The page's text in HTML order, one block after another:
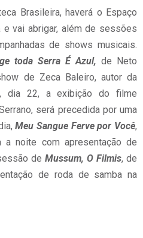
Brasileira, haverá o Espaço
vai abrigar, além de sessões
de shows musicais.
toda Serra É Azul, de Neto
de Zeca Baleiro, autor da
dia 22, a exibição do filme
será precedida por uma
Meu Sangue Ferve por Você,
a noite com apresentação de
deMussum, O Filmis, de
de roda de samba na